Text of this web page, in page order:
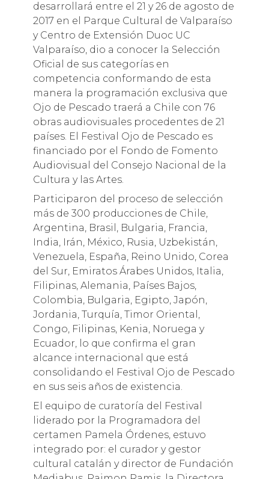
desarrollará entre el 21 y 26 de agosto de
2017 en el Parque Cultural de Valparaíso
y Centro de Extensión Duoc UC
Valparaíso, dio a conocer la Selección
Oficial de sus categorías en
competencia conformando de esta
manera la programación exclusiva que
Ojo de Pescado traerá a Chile con 76
obras audiovisuales procedentes de 21
países. El Festival Ojo de Pescado es
financiado por el Fondo de Fomento
Audiovisual del Consejo Nacional de la
Cultura y las Artes.
Participaron del proceso de selección
más de 300 producciones de Chile,
Argentina, Brasil, Bulgaria, Francia,
India, Irán, México, Rusia, Uzbekistán,
Venezuela, España, Reino Unido, Corea
del Sur, Emiratos Árabes Unidos, Italia,
Filipinas, Alemania, Países Bajos,
Colombia, Bulgaria, Egipto, Japón,
Jordania, Turquía, Timor Oriental,
Congo, Filipinas, Kenia, Noruega y
Ecuador, lo que confirma el gran
alcance internacional que está
consolidando el Festival Ojo de Pescado
en sus seis años de existencia.
El equipo de curatoría del Festival
liderado por la Programadora del
certamen Pamela Órdenes, estuvo
integrado por: el curador y gestor
cultural catalán y director de Fundación